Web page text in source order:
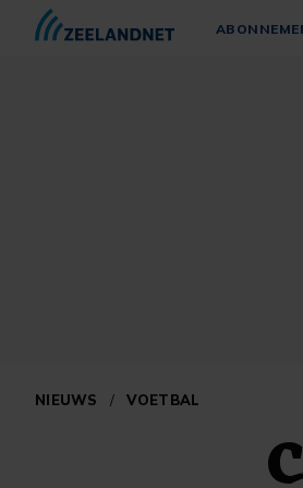
NIEUWS / VOETBAL